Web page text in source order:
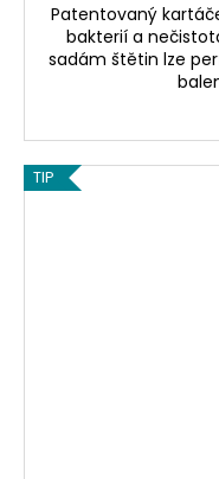
Patentovaný
bakterií a
sadám štětin lze
TIP